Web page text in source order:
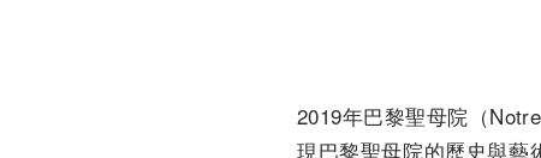
2019年巴黎聖母院（
現巴黎聖母院的歷史與藝